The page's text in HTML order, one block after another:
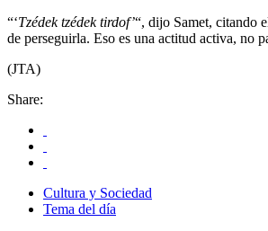
“‘Tzédek tzédek tirdof’“, dijo Samet, citando
de perseguirla. Eso es una actitud activa, no
(JTA)
Share:
Cultura y Sociedad
Tema del día